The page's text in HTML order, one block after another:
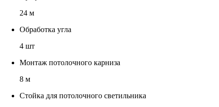
24 м
Обработка угла
4 шт
Монтаж потолочного карниза
8 м
Стойка для потолочного светильника